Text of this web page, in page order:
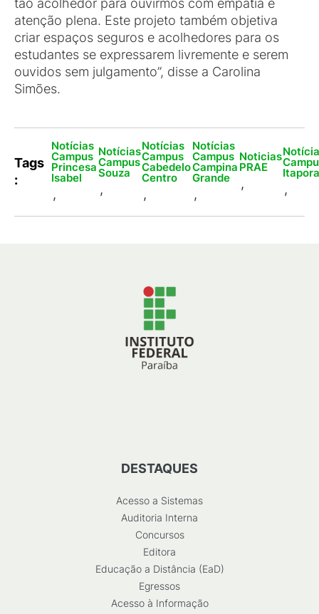
atenção plena. Este projeto também objetiva
criar espaços seguros e acolhedores para os
estudantes se expressarem livremente e serem
ouvidos sem julgamento”, disse a Carolina
Simões.
Tags
:
Notícias
Campus
Princesa
Isabel
,
Notícias
Campus
Souza
,
Notícias
Campus
Cabedelo
Centro
,
Notícias
Campus
Campina
Grande
,
Noticias
PRAE
, ,
DESTAQUES
Acesso a Sistemas
Auditoria Interna
Concursos
Editora
Educação a Distância (EaD)
Egressos
Acesso à Informação